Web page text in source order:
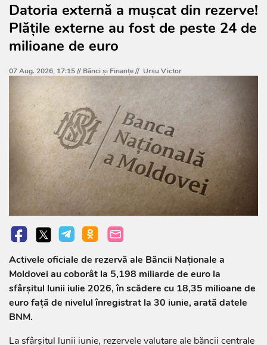
Datoria externă a mușcat din rezerve!
Plățile externe au fost de peste 24 de
milioane de euro
07 Aug. 2026, 17:15 // Bănci şi Finanţe// Ursu Victor
Activele oficiale de rezervă ale Băncii Naționale a
Moldovei au coborât la 5,198 miliarde de euro la
sfârșitul lunii iulie 2026, în scădere cu 18,35 milioane de
euro față de nivelul înregistrat la 30 iunie, arată datele
BNM.
La sfârșitul lunii iunie, rezervele valutare ale băncii centrale